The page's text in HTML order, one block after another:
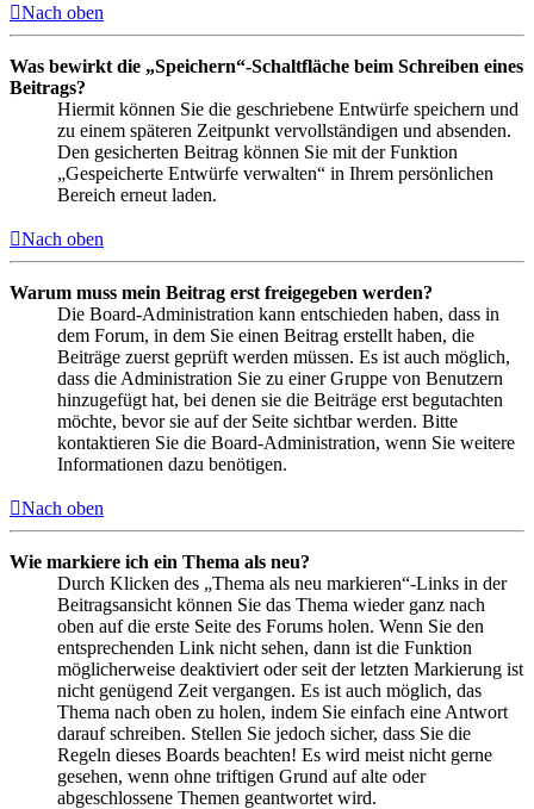
Nach oben
Was bewirkt die „Speichern“-Schaltfläche beim Schreiben eines
Beitrags?
Hiermit können Sie die geschriebene Entwürfe speichern und
zu einem späteren Zeitpunkt vervollständigen und absenden.
Den gesicherten Beitrag können Sie mit der Funktion
„Gespeicherte Entwürfe verwalten“ in Ihrem persönlichen
Bereich erneut laden.
Nach oben
Warum muss mein Beitrag erst freigegeben werden?
Die Board-Administration kann entschieden haben, dass in
dem Forum, in dem Sie einen Beitrag erstellt haben, die
Beiträge zuerst geprüft werden müssen. Es ist auch möglich,
dass die Administration Sie zu einer Gruppe von Benutzern
hinzugefügt hat, bei denen sie die Beiträge erst begutachten
möchte, bevor sie auf der Seite sichtbar werden. Bitte
kontaktieren Sie die Board-Administration, wenn Sie weitere
Informationen dazu benötigen.
Nach oben
Wie markiere ich ein Thema als neu?
Durch Klicken des „Thema als neu markieren“-Links in der
Beitragsansicht können Sie das Thema wieder ganz nach
oben auf die erste Seite des Forums holen. Wenn Sie den
entsprechenden Link nicht sehen, dann ist die Funktion
möglicherweise deaktiviert oder seit der letzten Markierung ist
nicht genügend Zeit vergangen. Es ist auch möglich, das
Thema nach oben zu holen, indem Sie einfach eine Antwort
darauf schreiben. Stellen Sie jedoch sicher, dass Sie die
Regeln dieses Boards beachten! Es wird meist nicht gerne
gesehen, wenn ohne triftigen Grund auf alte oder
abgeschlossene Themen geantwortet wird.